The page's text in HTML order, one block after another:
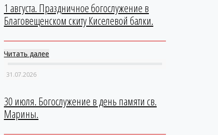
1 августа. Праздничное богослужение в
Благовещенском скиту Киселевой балки.
Читать далее
31.07.2026
30 июля. Богослужение в день памяти св.
Марины.